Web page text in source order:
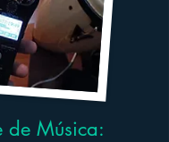
de Música: